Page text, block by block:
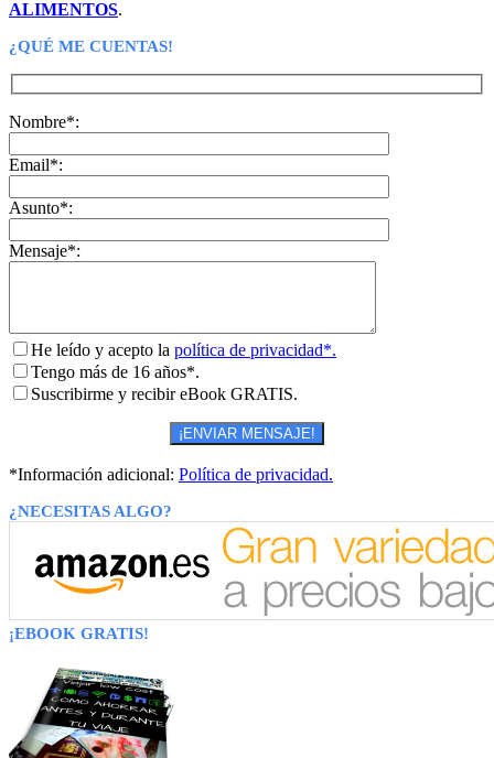
ALIMENTOS.
¿QUÉ ME CUENTAS!
Nombre*:
Email*:
Asunto*:
Mensaje*:
He leído y acepto la política de privacidad*.
Tengo más de 16 años*.
Suscribirme y recibir eBook GRATIS.
*Información adicional: Política de privacidad.
¿NECESITAS ALGO?
¡EBOOK GRATIS!